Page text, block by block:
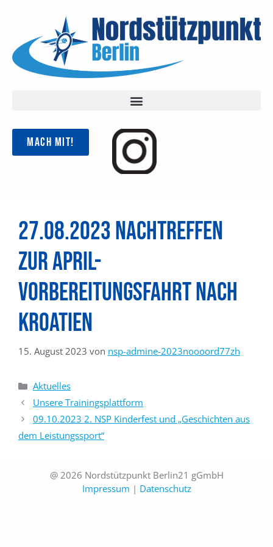
Mach mit!
27.08.2023 Nachtreffen
zur April-
Vorbereitungsfahrt nach
Kroatien
15. August 2023 von nsp-admine-2023noooord77zh
Aktuelles
Unsere Trainingsplattform
09.10.2023 2. NSP Kinderfest und „Geschichten aus
dem Leistungssport“
@ 2026 Nordstützpunkt Berlin21 gGmbH
Impressum | Datenschutz